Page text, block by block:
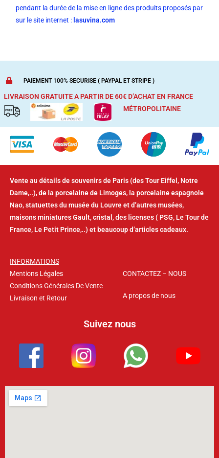
pendant la durée de la mise en ligne des produits proposés par
sur le site internet : lasuvina.com
PAIEMENT 100% SECURISE ( PAYPAL ET STRIPE )
LIVRAISON GRATUITE A PARTIR DE 60€ D’ACHAT EN FRANCE
MÉTROPOLITAINE
Vente au détails de souvenirs de Paris (des Tour Eiffel, Notre
Dame,..), de la porcelaine de Limoges, la porcelaine espagnole
Nao, statuettes du musée du Louvre et d’autres musées,
maisons miniatures Gault, cristal, des licenses ( PSG, Le Tour de
France, Le Petit Prince,..) et beaucoup d’articles cadeaux.
INFORMATIONS
Mentions Légales
Conditions Générales De Vente
Livraison et Retour
CONTACTEZ – NOUS
A propos de nous
Suivez nous